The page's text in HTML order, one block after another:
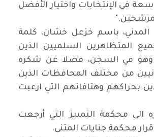
في الإنتخابات واختيار الأفضل
".
المدني، باسم خزعل خشان، كلمة
المتظاهرين السلميين الذين
في السجن، فضلا عن شكره
من مختلف المحافظات الذين
بحراكهم وهتافاتهم التي ارعبت
الى محكمة التمييز التي أرجعت
محكمة جنايات المثنى.